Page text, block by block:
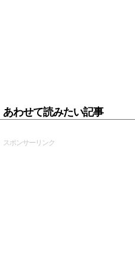
あわせて読みたい記事
スポンサーリンク